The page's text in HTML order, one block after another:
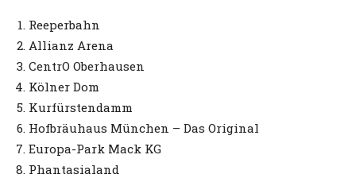
Reeperbahn
Allianz Arena
CentrO Oberhausen
Kölner Dom
Kurfürstendamm
Hofbräuhaus München – Das Original
Europa-Park Mack KG
Phantasialand